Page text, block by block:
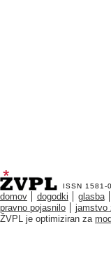
ISSN 1581-
domov dogodki glasba
pravno pojasnilo
jamstvo
ŽVPL je optimiziran za